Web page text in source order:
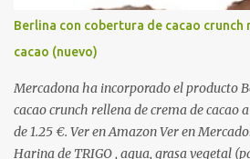
Berlina con cobertura de cacao crunch
cacao (nuevo)
Mercadona ha incorporado el producto
cacao crunch rellena de crema de cacao
de 1.25 €. Ver en Amazon Ver en
Harina de TRIGO , agua, grasa vegetal